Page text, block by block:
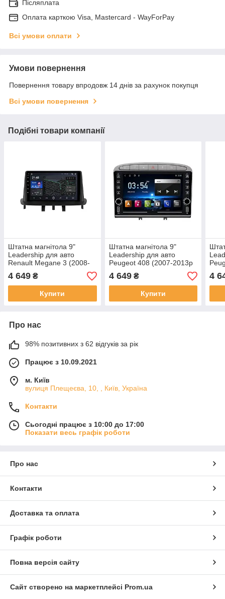
Післяплата
Оплата карткою Visa, Mastercard - WayForPay
Всі умови оплати
Умови повернення
Повернення товару впродовж 14 днів за рахунок покупця
Всі умови повернення
Подібні товари компанії
Штатна магнітола 9"
Leadership для авто
Renault Megane 3 (2008-
2014р в)
4 649 ₴
Купити
Штатна магнітола 9"
Leadership для авто
Peugeot 408 (2007-2013р
в)
4 649₴
Купити
4
Про нас
98% позитивних з 62 відгуків за рік
Працює з 10.09.2021
м. Київ
вулиця Плещеєва, 10, , Київ, Україна
Контакти
Сьогодні працює з 10:00 до 17:00
Показати весь графік роботи
Про нас
Контакти
Доставка та оплата
Графік роботи
Повна версія сайту
Сайт створено на маркетплейсі Prom.ua